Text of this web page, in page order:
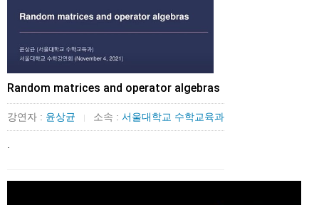
Random matrices and operator algebras
강연자 : 윤상균 소속 : 서울대학교 수학교육과
.